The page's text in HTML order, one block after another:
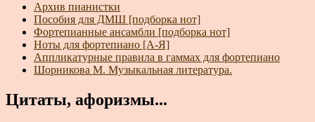
Архив пианистки
Пособия для ДМШ [подборка нот]
Фортепианные ансамбли [подборка нот]
Ноты для фортепиано [А-Я]
Аппликатурные правила в гаммах для фортепиано
Шорникова М. Музыкальная литература.
Цитаты, афоризмы...